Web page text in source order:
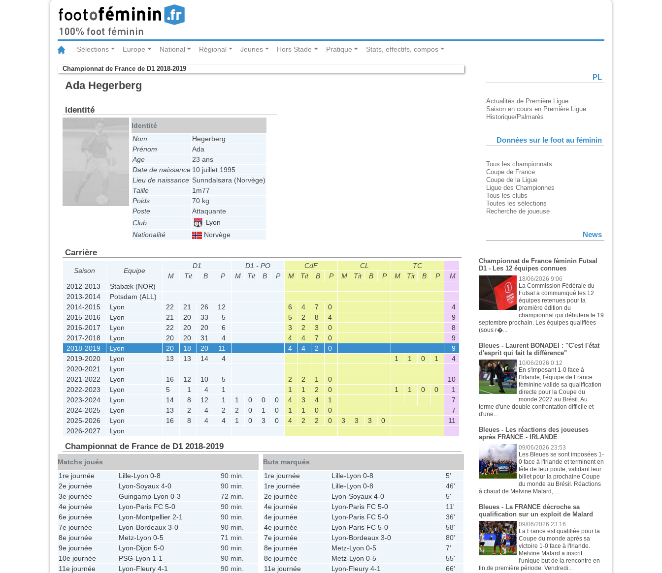
Sélections Europe National Régional Jeunes Hors Stade Pratique Stats, effectifs, compos
Championnat de France de D1 2018-2019
Ada Hegerberg
Identité
Identité
Nom
Hegerberg
Prénom
Ada
Age
23 ans
Date de naissance 10 juillet 1995
Lieu de naissance Sunndalsøra (Norvège)
Taille
1m77
Poids
70 kg
Poste
Attaquante
Club
Lyon
Nationalité
Norvège
Carrière
Saison Equipe
D1 D1 - PO CdF CL TC
CE
M
Tit B P M Tit B P M Tit B P M Tit B P M Tit B P M B
P
2012-2013
Stabæk (NOR)
2013-2014
Potsdam (ALL)
2014-2015
Lyon 22 21 26 12 6 4 7 0 4
2015-2016
Lyon 21 20 33 5 5 2 8 4 9
2016-2017
Lyon 22 20 20 6 3 2 3 0 8 4
3
2017-2018
Lyon 20 20 31 4 4 4 7 0 9
2018-2019
Lyon 20 18 20 11 4 4 2 0 9 7
1
2019-2020
Lyon 13 13 14 4 1 1 0 1 4 9
1
2020-2021
Lyon
2021-2022
Lyon 16 12 10 5 2 2 1 0 10 6
3
2022-2023
Lyon 5 1 4 1 1 1 2 0 1 1 0 0 1 0
1
2023-2024
Lyon 14 8 12 1 1 0 0 0 4 3 4 1 7
2024-2025
Lyon 13 2 4 2 2 0 1 0 1 1 0 0 7 2
0
2025-2026
Lyon 16 8 4 4 1 0 3 0 4 2 2 0 3 3 3 0 11
2026-2027
Lyon
Championnat de France de D1 2018-2019
Matchs joués
1re journée
Lille-Lyon 0-8
90 min.
2e journée
Lyon-Soyaux 4-0
90 min.
3e journée
Guingamp-Lyon 0-3
72 min.
4e journée
Lyon-Paris FC 5-0
90 min.
6e journée
Lyon-Montpellier 2-1
90 min.
7e journée
Lyon-Bordeaux 3-0
90 min.
8e journée
Metz-Lyon 0-5
71 min.
9e journée
Lyon-Dijon 5-0
90 min.
10e journée
PSG-Lyon 1-1
90 min.
11e journée
Lyon-Fleury 4-1
90 min.
Buts marqués
1re journée
Lille-Lyon 0-8
5'
1re journée
Lille-Lyon 0-8
46'
2e journée
Lyon-Soyaux 4-0
5'
4e journée
Lyon-Paris FC 5-0
11'
4e journée
Lyon-Paris FC 5-0
36'
4e journée
Lyon-Paris FC 5-0
58'
7e journée
Lyon-Bordeaux 3-0
80'
8e journée
Metz-Lyon 0-5
7'
8e journée
Metz-Lyon 0-5
55'
11e journée
Lyon-Fleury 4-1
66'
PL
Actualités de Première Ligue
Saison en cours en Première Ligue
Historique/Palmarès
Données sur le foot au féminin
Tous les championnats
Coupe de France
Coupe de la Ligue
Ligue des Championnes
Tous les clubs
Toutes les sélections
Recherche de joueuse
News
Championnat de France féminin Futsal
D1 - Les 12 équipes connues
18/06/2026 9:06
La Commission Fédérale du
Futsal a communiqué les 12
équipes retenues pour la
première édition du
championnat qui débutera le 19
septembre prochain. Les équipes qualifiées
(sous r�...
Bleues - Laurent BONADEI : "C'est l'état
d'esprit qui fait la différence"
10/06/2026 0:12
En s'imposant 1-0 face à
l'Irlande, l'équipe de France
féminine valide sa qualification
directe pour la Coupe du
monde 2027 au Brésil. Au
terme d'une double confrontation difficile et
d'une...
Bleues - Les réactions des joueuses
après FRANCE - IRLANDE
09/06/2026 23:53
Les Bleues se sont imposées 1-
0 face à l'Irlande et terminent en
tête de leur poule, validant leur
billet pour la prochaine Coupe
du monde au Brésil. Réactions
à chaud de Melvine Malard, ...
Bleues - La FRANCE décroche sa
qualification sur un exploit de Malard
09/06/2026 23:16
La France est qualifiée pour la
Coupe du monde après sa
victoire 1-0 face à l'Irlande.
Melvine Malard a inscrit
l'unique but de la rencontre en
fin de première période. Vendredi...